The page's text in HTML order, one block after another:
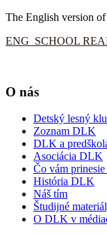
The English version
ENG_SCHOOL
O nás
Detský lesný
Zoznam DLK
DLK a
Asociácia DLK
Čo vám
História DLK
Náš tím
Študijné
O DLK v